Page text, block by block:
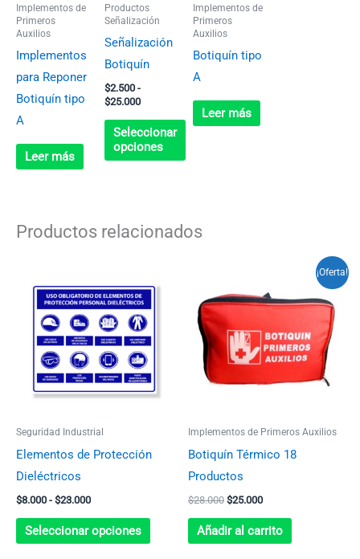
Implementos de
Primeros
Auxilios
Implementos
para Reponer
Botiquín tipo
A
Leer más
Productos
Señalización
Señalización
Botiquín
$2.500 -
$25.000
$25.000
Seleccionar
opciones
variantes.
Las
opciones
se
pueden
elegir
en
producto
Implementos de
Primeros
Auxilios
Botiquín tipo
A
Leer más
Productos relacionados
Seguridad Industrial
Elementos de Protección
Dieléctricos
$8.000 - $23.000
precios:
desde
$8.000
hasta
$23.000
Seleccionar opciones
producto
tiene
múltiples
Las
opciones
¡Oferta!
Implementos de Primeros Auxilios
Botiquín Térmico 18
Productos
$28.000
original
era:
$28.000.
$25.000
actual
es:
Añadir al carrito